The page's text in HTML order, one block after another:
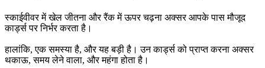
स्काईवीवर में खेल जीतना और रैंक में ऊपर चढ़ना अक्सर आपके पास मौजूद
कार्ड्स पर निर्भर करता है।
हालांकि, एक समस्या है, और यह बड़ी है। उन कार्ड्स को प्राप्त करना अक्सर
थकाऊ, समय लेने वाला, और महंगा होता है।